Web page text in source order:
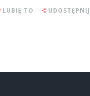
LUBIĘ TO UDOSTĘPNIJ